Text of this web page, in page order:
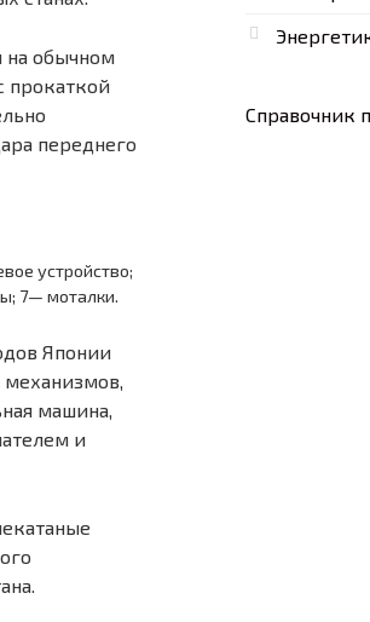
на обычном
прокаткой
переднего
устройство;
7— моталки.
Японии
механизмов,
машина,
и
Справочник